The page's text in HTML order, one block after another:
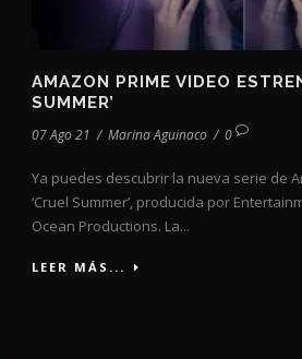
AMAZON PRIME VIDEO
SUMMER’
07 Ago 21 / Marina Aguinaco / 0
Ya puedes descubrir la nueva serie de
‘Cruel Summer’, producida por
Ocean Productions. La...
LEER MÁS...